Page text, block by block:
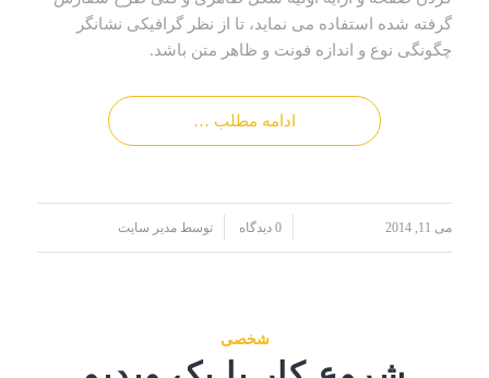
گرفته شده استفاده می نماید، تا از نظر گرافیکی نشانگر
چگونگی نوع و اندازه فونت و ظاهر متن باشد.
ادامه مطلب …
می 11, 2014 0 دیدگاه توسط مدیر سایت
شخصی